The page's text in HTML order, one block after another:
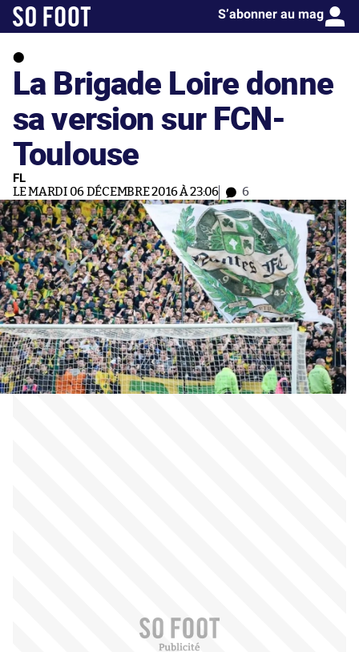
S’abonner au mag
La Brigade Loire donne
sa version sur FCN-
Toulouse
FL
LE MARDI 06 DÉCEMBRE 2016 À 23:06 6